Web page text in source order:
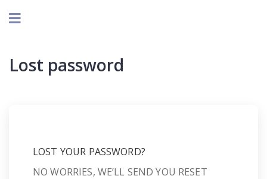
Lost password
LOST YOUR PASSWORD?
NO WORRIES, WE’LL SEND YOU RESET